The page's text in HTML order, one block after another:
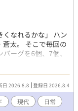
くなれるかな」 ハン
太。 そこで毎回の
ーグを6個、7個、
。 一言から始まっ
る京都のまちと。 炭
ぱいおかわりする、
分の常連スタンプ
スタンプだけじゃな
日 2026.8.8 登録日 2026.8.4
現代
日常